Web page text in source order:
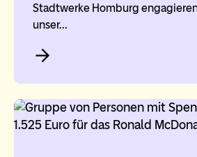
Stadtwerke Homburg
unser…